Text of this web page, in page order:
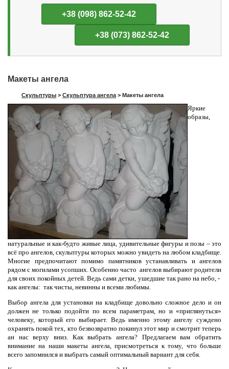
+38 (098) 862-52-42
+38 (073) 862-52-42
Макеты ангела
Скульптуры > Скульптура ангела > Макеты ангела
Яркие
образы,
натуральные и как-будто живые лица, удивительные фигуры и позы – это
всё про ангелов, скульптуры которых можно увидеть на любом кладбище.
Многие предпочитают помимо памятников устанавливать и ангелов
рядом с могилами усопших. Особенно часто ангелов выбирают родители
для своих покойных детей. Ведь сами детки, ушедшие так рано на небо, -
как ангелы: так чисты, невинны и всеми любимы.
Выбор ангела для установки на кладбище довольно сложное дело и он
должен не только подойти по всем параметрам, но и «приглянуться»
человеку, который его выбирает. Ведь именно этому ангелу суждено
охранять покой тех, кто безвозвратно покинул этот мир и смотрит теперь
ан нас верху вниз. Как выбрать ангела? Предлагаем вам обратить
внимание на наши макеты ангела, присмотреться к тому, что больше
всего запомнился и выбрать самый оптимальный вариант для себя.